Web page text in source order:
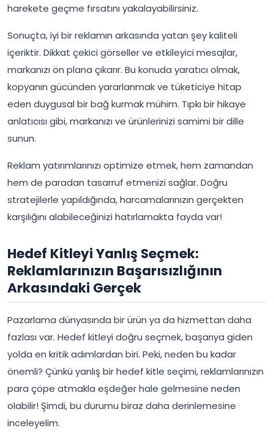
harekete geçme fırsatını yakalayabilirsiniz.
Sonuçta, iyi bir reklamın arkasında yatan şey kaliteli
içeriktir. Dikkat çekici görseller ve etkileyici mesajlar,
markanızı ön plana çıkarır. Bu konuda yaratıcı olmak,
kopyanın gücünden yararlanmak ve tüketiciye hitap
eden duygusal bir bağ kurmak mühim. Tıpkı bir hikaye
anlatıcısı gibi, markanızı ve ürünlerinizi samimi bir dille
sunun.
Reklam yatırımlarınızı optimize etmek, hem zamandan
hem de paradan tasarruf etmenizi sağlar. Doğru
stratejilerle yapıldığında, harcamalarınızın gerçekten
karşılığını alabileceğinizi hatırlamakta fayda var!
Hedef Kitleyi Yanlış Seçmek:
Reklamlarınızın Başarısızlığının
Arkasındaki Gerçek
Pazarlama dünyasında bir ürün ya da hizmettan daha
fazlası var. Hedef kitleyi doğru seçmek, başarıya giden
yolda en kritik adımlardan biri. Peki, neden bu kadar
önemli? Çünkü yanlış bir hedef kitle seçimi, reklamlarınızın
para çöpe atmakla eşdeğer hale gelmesine neden
olabilir! Şimdi, bu durumu biraz daha derinlemesine
inceleyelim.